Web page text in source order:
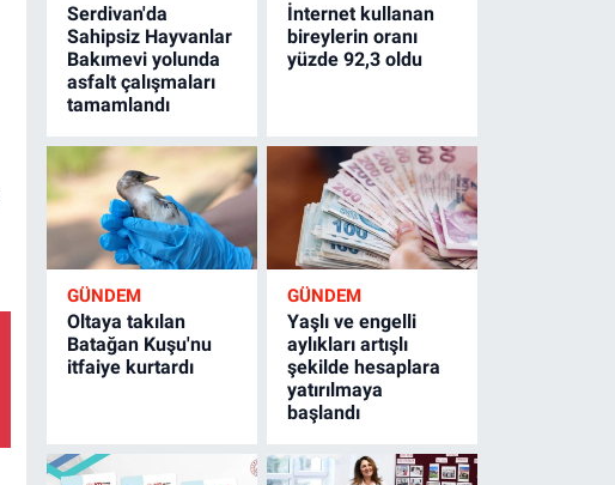
Serdivan'da
Sahipsiz Hayvanlar
Bakımevi yolunda
asfalt çalışmaları
tamamlandı
İnternet kullanan
bireylerin oranı
yüzde 92,3 oldu
GÜNDEM
Oltaya takılan
Batağan Kuşu'nu
itfaiye kurtardı
GÜNDEM
Yaşlı ve engelli
aylıkları artışlı
şekilde hesaplara
yatırılmaya
başlandı